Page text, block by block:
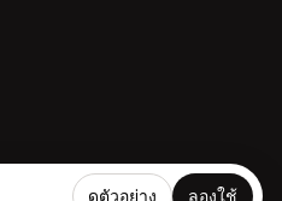
ดูตัวอย่าง ลองใช้